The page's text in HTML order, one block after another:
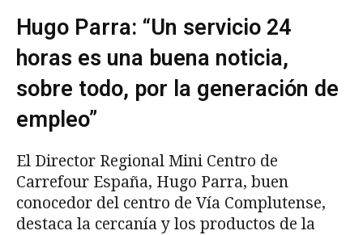
Hugo Parra: “Un servicio 24
horas es una buena noticia,
sobre todo, por la generación de
empleo”
El Director Regional Mini Centro de
Carrefour España, Hugo Parra, buen
conocedor del centro de Vía Complutense,
destaca la cercanía y los productos de la